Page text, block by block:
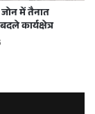
जोन में तैनात
कार्यक्षेत्र